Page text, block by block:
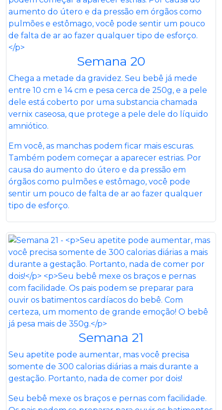
Semana 20
Chega a metade da gravidez. Seu bebê já mede
entre 10 cm e 14 cm e pesa cerca de 250g, e a pele
dele está coberto por uma substancia chamada
vernix caseosa, que protege a pele dele do líquido
amniótico.
Em você, as manchas podem ficar mais escuras.
Também podem começar a aparecer estrias. Por
causa do aumento do útero e da pressão em
órgãos como pulmões e estômago, você pode
sentir um pouco de falta de ar ao fazer qualquer
tipo de esforço.
Semana 21
Seu apetite pode aumentar, mas você precisa
somente de 300 calorias diárias a mais durante a
gestação. Portanto, nada de comer por dois!
Seu bebê mexe os braços e pernas com facilidade.